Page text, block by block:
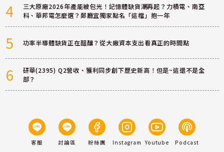
4
三大原廠2026年產能被包光！記憶體缺貨潮再起？力積電、南亞
科、華邦電怎麼選？鄭廳宜獨家點名「這檔」抱一年
5 功率半導體缺貨正在醞釀？從大廠資本支出看真正的時間點
6
研華(2395) Q2營收、獲利同步創下歷史新高！但是~這還不是全
部？
客服 討論區 粉絲團 Instagram Youtube Podcast